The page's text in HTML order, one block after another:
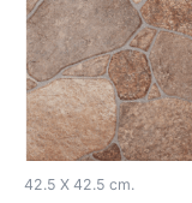
42.5 X 42.5 cm.